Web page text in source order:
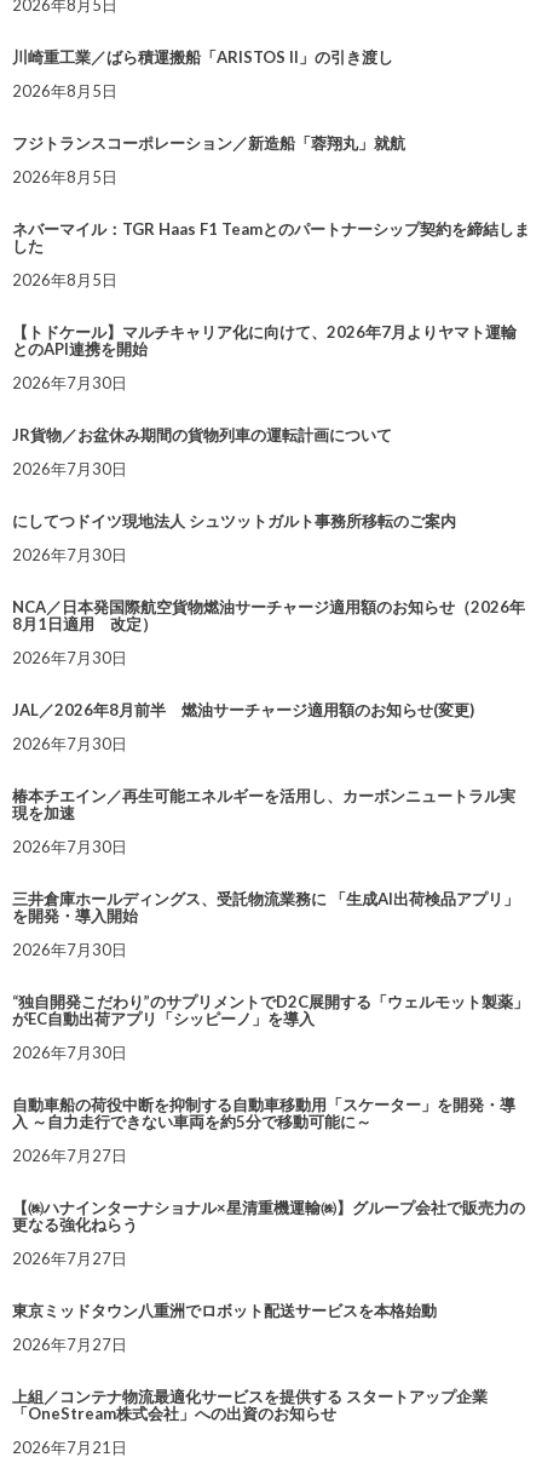
2026年8月5日
川崎重工業／ばら積運搬船「ARISTOS II」の引き渡し
2026年8月5日
フジトランスコーポレーション／新造船「蓉翔丸」就航
2026年8月5日
ネバーマイル：TGR Haas F1 Teamとのパートナーシップ契約を締結しま
した
2026年8月5日
【トドケール】マルチキャリア化に向けて、2026年7月よりヤマト運輸
とのAPI連携を開始
2026年7月30日
JR貨物／お盆休み期間の貨物列車の運転計画について
2026年7月30日
にしてつドイツ現地法人 シュツットガルト事務所移転のご案内
2026年7月30日
NCA／日本発国際航空貨物燃油サーチャージ適用額のお知らせ（2026年
8月1日適用 改定）
2026年7月30日
JAL／2026年8月前半 燃油サーチャージ適用額のお知らせ(変更)
2026年7月30日
椿本チエイン／再生可能エネルギーを活用し、カーボンニュートラル実
現を加速
2026年7月30日
三井倉庫ホールディングス、受託物流業務に 「生成AI出荷検品アプリ」
を開発・導入開始
2026年7月30日
“独自開発こだわり”のサプリメントでD2C展開する「ウェルモット製薬」
がEC自動出荷アプリ「シッピーノ」を導入
2026年7月30日
自動車船の荷役中断を抑制する自動車移動用「スケーター」を開発・導
入 ～自力走行できない車両を約5分で移動可能に～
2026年7月27日
【㈱ハナインターナショナル×星清重機運輸㈱】グループ会社で販売力の
更なる強化ねらう
2026年7月27日
東京ミッドタウン八重洲でロボット配送サービスを本格始動
2026年7月27日
上組／コンテナ物流最適化サービスを提供する スタートアップ企業
「OneStream株式会社」への出資のお知らせ
2026年7月21日